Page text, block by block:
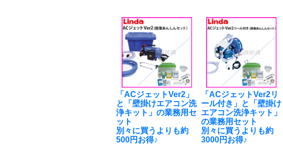
「ACジェットVer2」
と「壁掛けエアコン洗
浄キット」の業務用セ
ット
別々に買うよりも約
500円お得♪
「ACジェットVer2リ
ール付き」と「壁掛け
エアコン洗浄キット」
の業務用セット
別々に買うよりも約
3000円お得♪